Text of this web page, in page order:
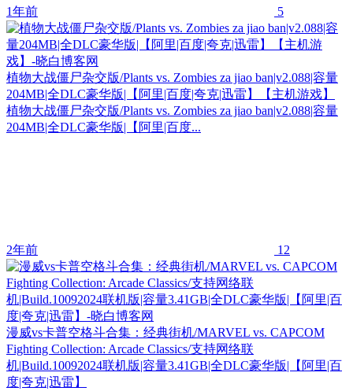
1年前 5
植物大战僵尸杂交版/Plants vs. Zombies za jiao ban|v2.088|容量
204MB|全DLC豪华版|【阿里|百度|夸克|迅雷】【主机游戏】
植物大战僵尸杂交版/Plants vs. Zombies za jiao ban|v2.088|容量
204MB|全DLC豪华版|【阿里|百度...
2年前 12
漫威vs卡普空格斗合集：经典街机/MARVEL vs. CAPCOM
Fighting Collection: Arcade Classics/支持网络联
机|Build.10092024联机版|容量3.41GB|全DLC豪华版|【阿里|百
度|夸克|迅雷】